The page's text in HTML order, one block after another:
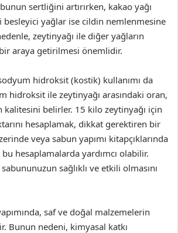
sertliğini artırırken, kakao yağı
besleyici yağlar ise cildin nemlenmesine
zeytinyağı ile diğer yağların
araya getirilmesi önemlidir.
hidroksit (kostik) kullanımı da
hidroksit ile zeytinyağı arasındaki oran,
belirler. 15 kilo zeytinyağı için
hesaplamak, dikkat gerektiren bir
veya sabun yapımı kitapçıklarında
hesaplamalarda yardımcı olabilir.
sağlıklı ve etkili olmasını
saf ve doğal malzemelerin
Bunun nedeni, kimyasal katkı